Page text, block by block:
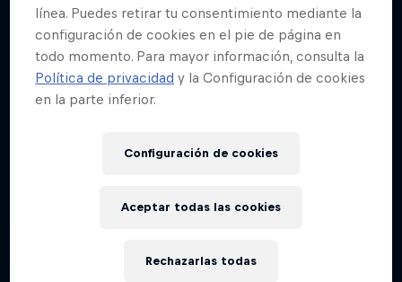
Red Bull Building Drop
25 Septiembre 2025
Vuelve a verlo
línea. Puedes retirar tu consentimiento mediante la
configuración de cookies en el pie de página en
todo momento. Para mayor información, consulta la
Política de privacidad y la Configuración de cookies
en la parte inferior.
Configuración de cookies
Rechazarlas todas
Aceptar todas las cookies